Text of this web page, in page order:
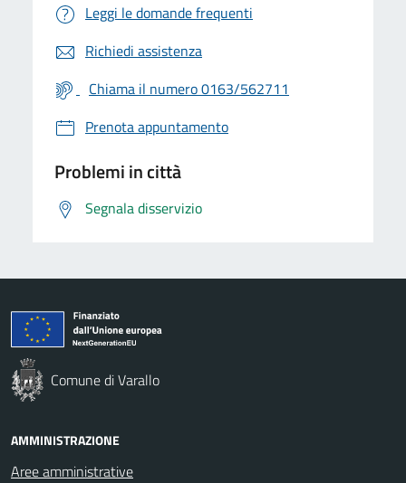
Leggi le domande frequenti
Richiedi assistenza
Chiama il numero 0163/562711
Prenota appuntamento
Problemi in città
Segnala disservizio
Comune di Varallo
AMMINISTRAZIONE
Aree amministrative